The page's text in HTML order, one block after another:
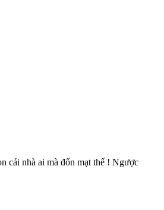
cái nhà ai mà đốn mạt thế ! Ngược